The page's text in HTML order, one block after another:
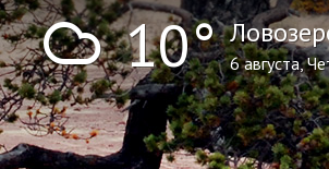
! 10° 6 августа,